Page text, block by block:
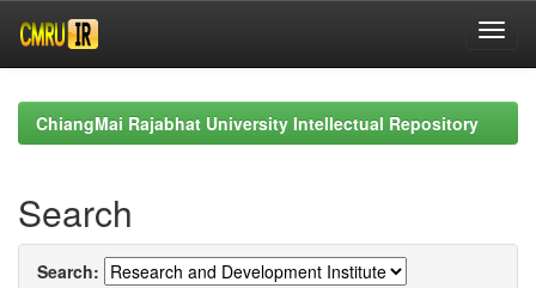
navigationChiangMai Rajabhat University Intellectual Repository
Search
Search: